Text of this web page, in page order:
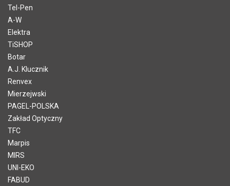
Tel-Pen
A-W
Elektra
TiSHOP
Botar
A.J. Klucznik
Renvex
Mierzejwski
PAGEL-POLSKA
Zakład Optyczny
TFC
Marpis
MIRS
UNI-EKO
FABUD